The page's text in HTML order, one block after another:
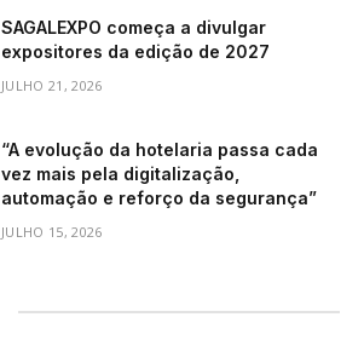
SAGALEXPO começa a divulgar
expositores da edição de 2027
JULHO 21, 2026
“A evolução da hotelaria passa cada
vez mais pela digitalização,
automação e reforço da segurança”
JULHO 15, 2026